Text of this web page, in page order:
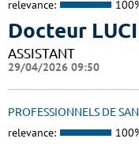
relevance:
Docteur
ASSISTANT
29/04/2026 09:50
PROFESSIONNELS DE
relevance: